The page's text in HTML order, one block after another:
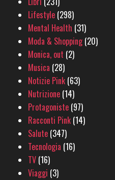
Lifestyle (298)
Mental Health (31)
Moda & Shopping(20)
Monica, out (2)
Musica (28)
Notizie Pink (63)
Nutrizione (14)
Protagoniste (97)
Racconti Pink (14)
Salute (347)
Tecnologia (16)
TV (16)
Viaggi (3)